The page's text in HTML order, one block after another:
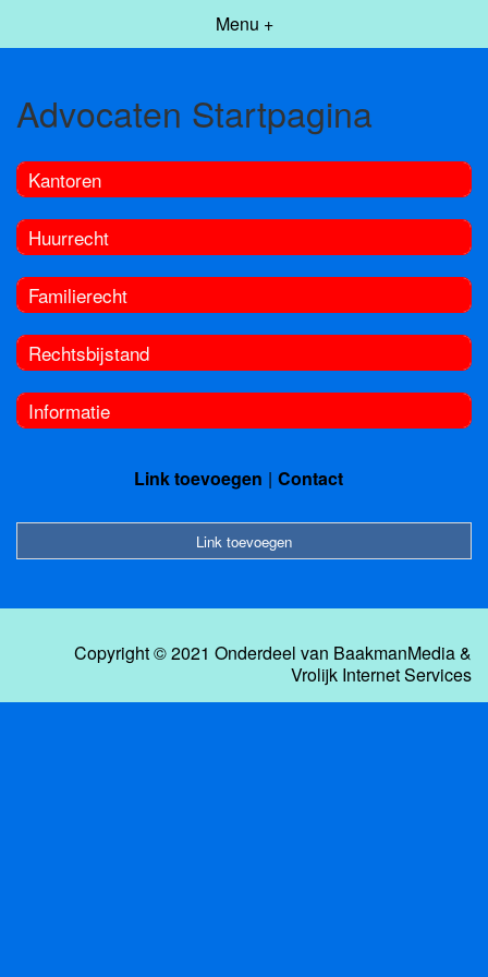
Menu +
Advocaten Startpagina
Kantoren
Huurrecht
Familierecht
Rechtsbijstand
Informatie
Link toevoegen Contact
Link toevoegen
Copyright © 2021 Onderdeel van BaakmanMedia&
Vrolijk Internet Services